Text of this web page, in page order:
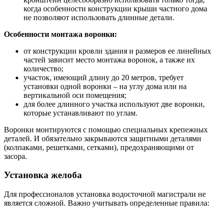
когда особенности конструкции крыши частного дома
не позволяют использовать длинные детали.
Особенности монтажа воронки:
от конструкции кровли здания и размеров ее линейных
частей зависит место монтажа воронок, а также их
количество;
участок, имеющий длину до 20 метров, требует
установки одной воронки – на углу дома или на
вертикальной оси помещения;
для более длинного участка используют две воронки,
которые устанавливают по углам.
Воронки монтируются с помощью специальных крепежных
деталей. И обязательно закрываются защитными деталями
(колпаками, решетками, сетками), предохраняющими от
засора.
Установка желоба
Для профессионалов установка водосточной магистрали не
является сложной. Важно учитывать определенные правила: